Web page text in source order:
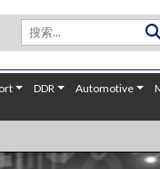
DDR Automotive